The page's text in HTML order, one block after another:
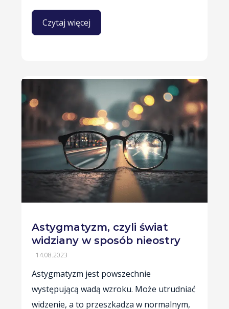
Czytaj więcej
Astygmatyzm, czyli świat
widziany w sposób nieostry
14.08.2023
Astygmatyzm jest powszechnie
występującą wadą wzroku. Może utrudniać
widzenie, a to przeszkadza w normalnym,